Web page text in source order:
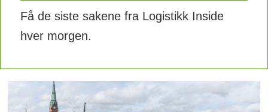
Få de siste sakene fra Logistikk Inside
hver morgen.